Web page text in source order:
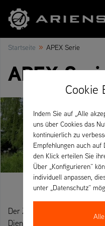
Startseite » APEX Serie
APEX
Der Zero-Turn Mäher für
Dienstleister im täglichen
Cookie
Indem Sie auf „Alle
uns über Cookies das
kontinuierlich zu
Empfehlungen auch auf
den Klick erteilen Sie
Über „Konfigurieren“
individuell anpassen,
unter „Datenschutz“